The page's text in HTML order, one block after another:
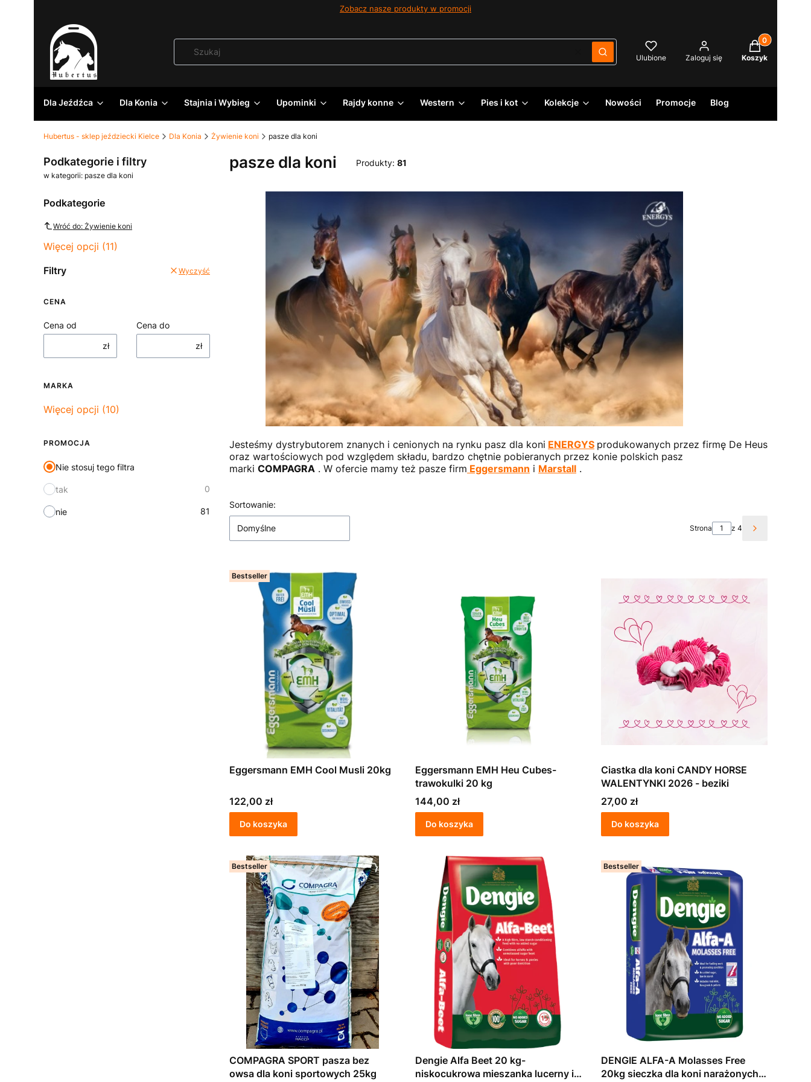
Zobacz nasze produkty w promocji
WyczyśćSzukaj Ulubione Zaloguj się
Produkty w
Koszyk
Dla Jeźdźca Dla Konia Stajnia i Wybieg Upominki Rajdy konne Western Pies i kot Kolekcje Nowości Promocje Blog
Hubertus - sklep jeździecki Kielce Dla Konia Żywienie koni pasze dla koni
Podkategorie i filtry
w kategorii: pasze dla koni
Podkategorie
Wróć do: Żywienie koni
Więcej opcji (11)
Filtry
Wyczyść
CENA
Cena od
zł
Cena do
zł
MARKA
Marka
Więcej opcji (10)
PROMOCJA
Nie stosuj tego filtra
tak 0
nie 81
pasze dla koni Produkty: 81
Jesteśmy dystrybutorem znanych i cenionych na rynku pasz dla koni ENERGYS produkowanych przez firmę De Heus
oraz wartościowych pod względem składu, bardzo chętnie pobieranych przez konie polskich pasz
marki COMPAGRA . W ofercie mamy też pasze firm Eggersmann i Marstall .
Lista produktów
Sortowanie:
Domyślne Strona z 4 Następne
Bestseller
Eggersmann EMH Cool Musli 20kg
Cena
122,00 zł
Do koszyka
Eggersmann EMH Heu Cubes-
trawokulki 20 kg
Cena
144,00 zł
Do koszyka
Ciastka dla koni CANDY HORSE
WALENTYNKI 2026 - beziki
Cena
27,00 zł
Do koszyka
Bestseller
COMPAGRA SPORT pasza bez
owsa dla koni sportowych 25kg
Dengie Alfa Beet 20 kg-
niskocukrowa mieszanka lucerny i
Bestseller
DENGIE ALFA-A Molasses Free
20kg sieczka dla koni narażonych